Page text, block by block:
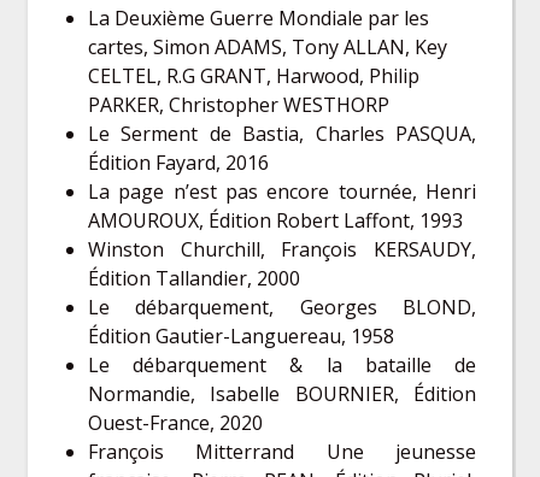
La Deuxième Guerre Mondiale par les
cartes, Simon ADAMS, Tony ALLAN, Key
CELTEL, R.G GRANT, Harwood, Philip
PARKER, Christopher WESTHORP
Le Serment de Bastia, Charles PASQUA,
Édition Fayard, 2016
La page n’est pas encore tournée, Henri
AMOUROUX, Édition Robert Laffont, 1993
Winston Churchill, François KERSAUDY,
Édition Tallandier, 2000
Le débarquement, Georges BLOND,
Édition Gautier-Languereau, 1958
Le débarquement & la bataille de
Normandie, Isabelle BOURNIER, Édition
Ouest-France, 2020
François Mitterrand Une jeunesse